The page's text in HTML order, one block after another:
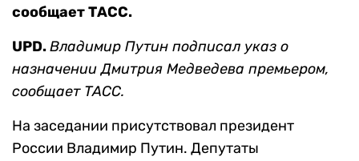
сообщает ТАСС.
UPD.Владимир Путин подписал указ о
назначении Дмитрия Медведева премьером,
сообщает ТАСС.
На заседании присутствовал президент
России Владимир Путин. Депутаты